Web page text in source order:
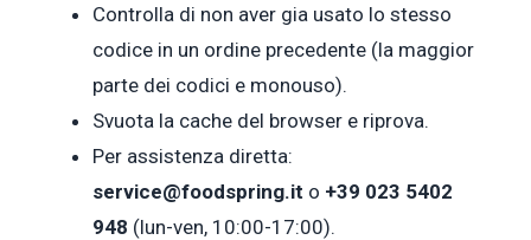
Controlla di non aver gia usato lo stesso
codice in un ordine precedente (la maggior
parte dei codici e monouso).
Svuota la cache del browser e riprova.
Per assistenza diretta:
service@foodspring.it o +39 023 5402
948 (lun-ven, 10:00-17:00).